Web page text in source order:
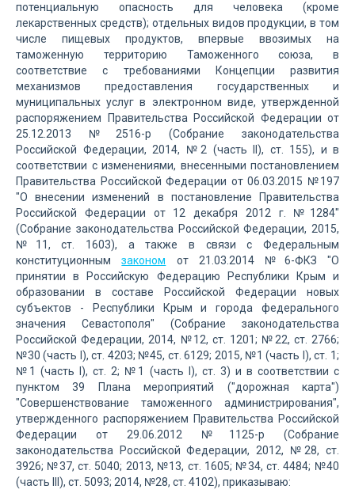
потенциальную опасность для человека (кроме
лекарственных средств); отдельных видов продукции, в том
числе пищевых продуктов, впервые ввозимых на
таможенную территорию Таможенного союза, в
соответствие с требованиями Концепции развития
механизмов предоставления государственных и
муниципальных услуг в электронном виде, утвержденной
распоряжением Правительства Российской Федерации от
25.12.2013 №2516-р (Собрание законодательства
Российской Федерации, 2014, №2 (часть II), ст. 155), и в
соответствии с изменениями, внесенными постановлением
Правительства Российской Федерации от 06.03.2015 №197
"О внесении изменений в постановление Правительства
Российской Федерации от 12 декабря 2012 г. №1284"
(Собрание законодательства Российской Федерации, 2015,
№11, ст. 1603), а также в связи с Федеральным
конституционнымзаконом от 21.03.2014 №6-ФКЗ "О
принятии в Российскую Федерацию Республики Крым и
образовании в составе Российской Федерации новых
субъектов - Республики Крым и города федерального
значения Севастополя" (Собрание законодательства
Российской Федерации, 2014, №12, ст. 1201; №22, ст. 2766;
№30 (часть I), ст. 4203; №45, ст. 6129; 2015, №1 (часть I), ст. 1;
№1 (часть I), ст. 2; №1 (часть I), ст. 3) и в соответствии с
пунктом 39 Плана мероприятий ("дорожная карта")
"Совершенствование таможенного администрирования",
утвержденного распоряжением Правительства Российской
Федерации от 29.06.2012 №1125-р (Собрание
законодательства Российской Федерации, 2012, №28, ст.
3926; №37, ст. 5040; 2013, №13, ст. 1605; №34, ст. 4484; №40
(часть III), ст. 5093; 2014, №28, ст. 4102), приказываю: